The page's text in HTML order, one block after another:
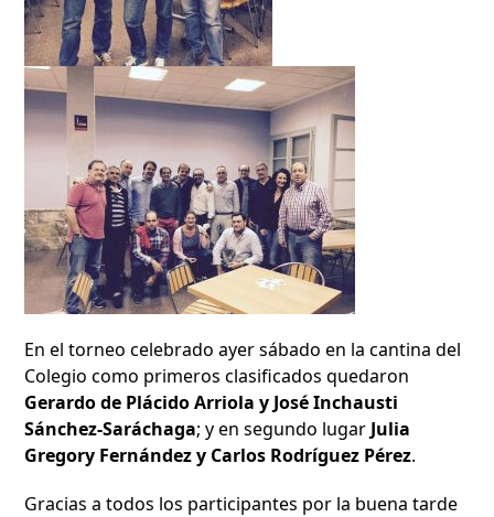
En el torneo celebrado ayer sábado en la cantina del
Colegio como primeros clasificados quedaron
Gerardo de Plácido Arriola y José Inchausti
Sánchez-Saráchaga; y en segundo lugar Julia
Gregory Fernández y Carlos Rodríguez Pérez.
Gracias a todos los participantes por la buena tarde